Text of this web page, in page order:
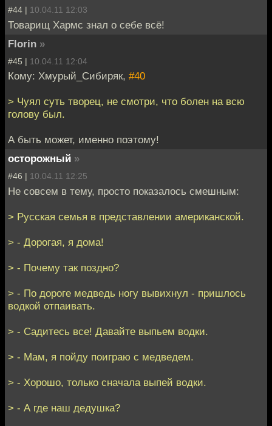
#44 | 10.04.11 12:03
Товарищ Хармс знал о себе всё!
Florin »
#45 | 10.04.11 12:04
Кому: Хмурый_Сибиряк, #40
> Чуял суть творец, не смотри, что болен на всю
голову был.
А быть может, именно поэтому!
осторожный »
#46 | 10.04.11 12:25
Не совсем в тему, просто показалось смешным:
> Русская семья в представлении американской.
> - Дорогая, я дома!
> - Почему так поздно?
> - По дороге медведь ногу вывихнул - пришлось
водкой отпаивать.
> - Садитесь все! Давайте выпьем водки.
> - Мам, я пойду поиграю с медведем.
> - Хорошо, только сначала выпей водки.
> - А где наш дедушка?